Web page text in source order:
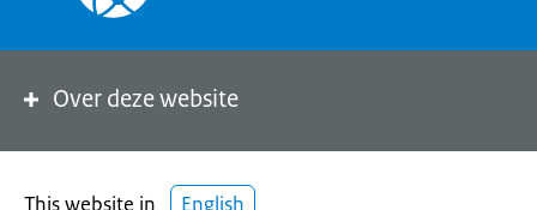
Over deze website
This website in English